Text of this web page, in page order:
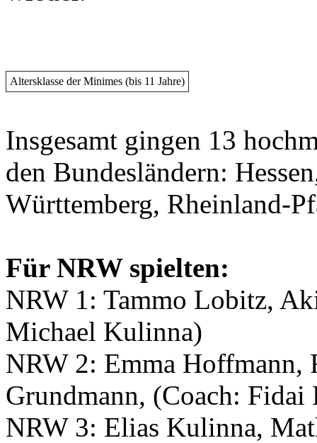
Altersklasse der Minimes (bis 11 Jahre)
Insgesamt gingen 13
den Bundesländern:
Württemberg, Rheinland-
Für NRW spielten:
NRW 1: Tammo Lobitz,
Michael Kulinna)
NRW 2: Emma Hoffmann,
Grundmann, (Coach: Fidai
NRW 3: Elias Kulinna,